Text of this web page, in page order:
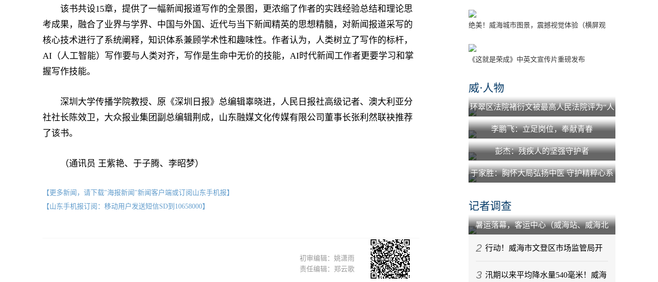
该书共设15章，提供了一幅新闻报道写作的全景图，更浓缩了作者的实践经验总结和理论思
考成果，融合了业界与学界、中国与外国、近代与当下新闻精英的思想精髓，对新闻报道采写的
核心技术进行了系统阐释，知识体系兼顾学术性和趣味性。作者认为，人类树立了写作的标杆，
AI（人工智能）写作要与人类对齐，写作是生命中无价的技能，AI时代新闻工作者更要学习和掌
握写作技能。
深圳大学传播学院教授、原《深圳日报》总编辑辜晓进，人民日报社高级记者、澳大利亚分
社社长陈效卫，大众报业集团副总编辑荆成，山东融媒文化传媒有限公司董事长张利然联袂推荐
了该书。
（通讯员 王紫艳、于子腾、李昭梦）
【更多新闻，请下载"海报新闻"新闻客户端或订阅山东手机报】
【山东手机报订阅：移动用户发送短信SD到10658000】
初审编辑：姚潇雨
责任编辑：郑云歌
绝美！威海城市图景，震撼视觉体验（横屏观
《这就是荣成》中英文宣传片重磅发布
威·人物
环翠区法院褚衍文被最高人民法院评为“人
民法院少年法庭工作先进个人”
李鹏飞：立足岗位，奉献青春
彭杰：残疾人的坚强守护者
于家胜：胸怀大局弘扬中医 守护精粹心系
记者调查
暑运落幕，客运中心（威海站、威海北
站）到发旅客212.88万人次
2 行动！威海市文登区市场监管局开
展节前月饼专项监督检查
3 汛期以来平均降水量540毫米！威海